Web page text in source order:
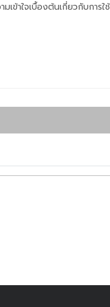
ข้าใจเบื้องต้นเกี่ยวกับการ
มั่นใจให้แก่ผู้เข้าอบรมทุกท่าน.